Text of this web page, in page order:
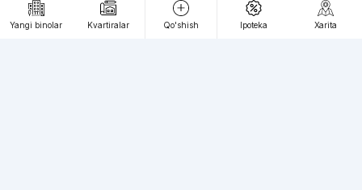
Yangi binolar Kvartiralar Qo'shish Ipoteka Xarita
Webnow © loyihasi